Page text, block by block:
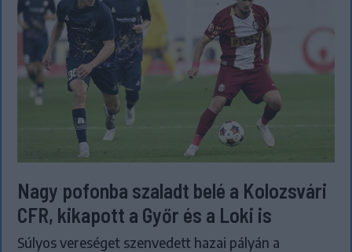
Nagy pofonba szaladt belé a Kolozsvári
CFR, kikapott a Győr és a Loki is
Súlyos vereséget szenvedett hazai pályán a